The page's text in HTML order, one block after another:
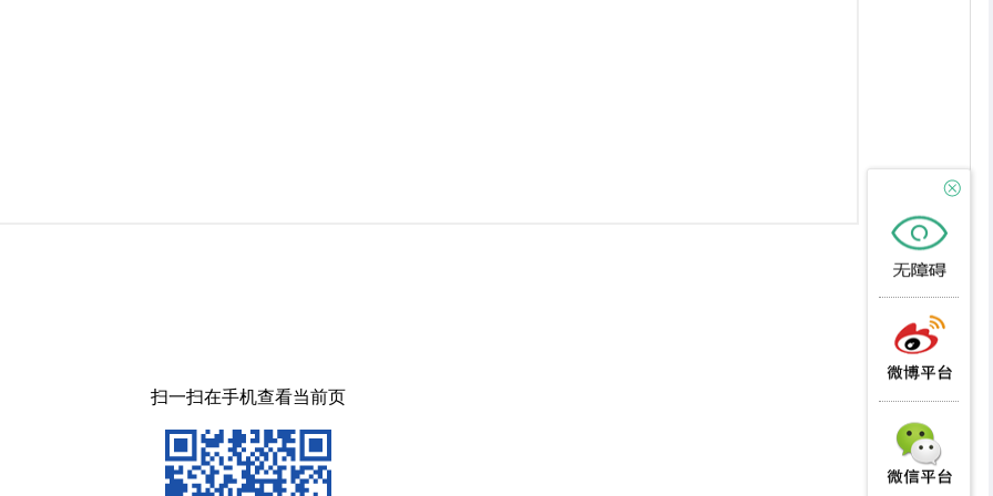
扫一扫在手机查看当前页